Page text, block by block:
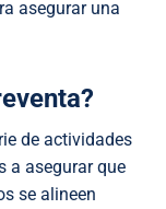
asegurar una
de actividades
a asegurar que
se alineen